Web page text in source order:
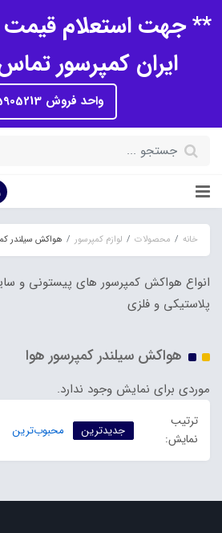
** جهت استعلام قیمت
ایران کمپرسور
واحد فروش 55905213-021
خانه محصولات لوازم کمپرسور هواکش سیلندر
انواع هواکش کمپرسور های پیستونی و
پلاستیکی و فلزی
هواکش سیلندر کمپرسور هوا
موردی برای نمایش وجود ندارد.
ترتیب
نمایش:
جدیدترین محبوب‌ترین